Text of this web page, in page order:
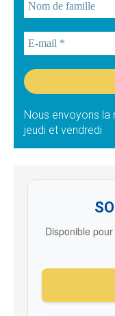
Nous envoyons la
jeudi et vendredi
Disponible